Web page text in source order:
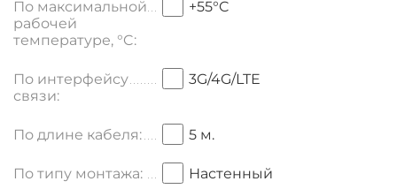
По максимальной
рабочей
температуре, °C:
+55°C
По интерфейсу
связи:
3G/4G/LTE
По длине кабеля: 5 м.
По типу монтажа: Настенный